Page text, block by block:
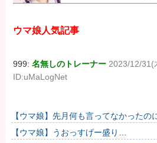
ウマ娘人気記事
999:名無しのトレーナー 2023/12/31(
ID:uMaLogNet
【ウマ娘】先月何も言ってなかったの
したのが怪しいよな。
【ウマ娘】うおっすげー盛り…